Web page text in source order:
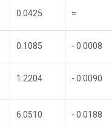
0.0425 =
0.1085 - 0.0008
1.2204 - 0.0090
6.0510 - 0.0188